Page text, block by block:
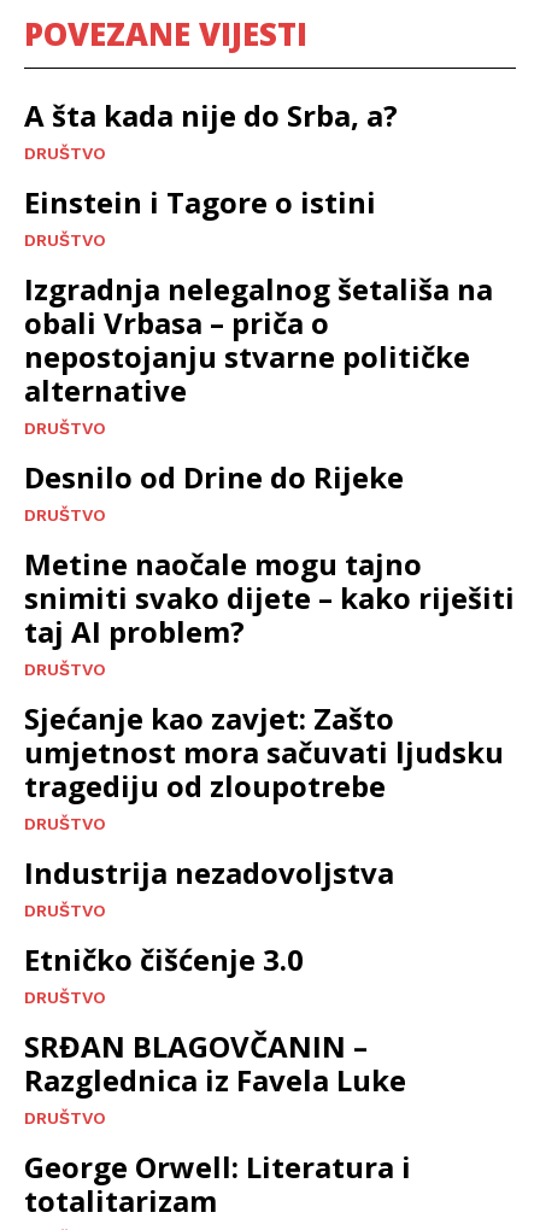
POVEZANE VIJESTI
A šta kada nije do Srba, a?
DRUŠTVO
Einstein i Tagore o istini
DRUŠTVO
Izgradnja nelegalnog šetališa na
obali Vrbasa – priča o
nepostojanju stvarne političke
alternative
DRUŠTVO
Desnilo od Drine do Rijeke
DRUŠTVO
Metine naočale mogu tajno
snimiti svako dijete – kako riješiti
taj AI problem?
DRUŠTVO
Sjećanje kao zavjet: Zašto
umjetnost mora sačuvati ljudsku
tragediju od zloupotrebe
DRUŠTVO
Industrija nezadovoljstva
DRUŠTVO
Etničko čišćenje 3.0
DRUŠTVO
SRĐAN BLAGOVČANIN –
Razglednica iz Favela Luke
DRUŠTVO
George Orwell: Literatura i
totalitarizam